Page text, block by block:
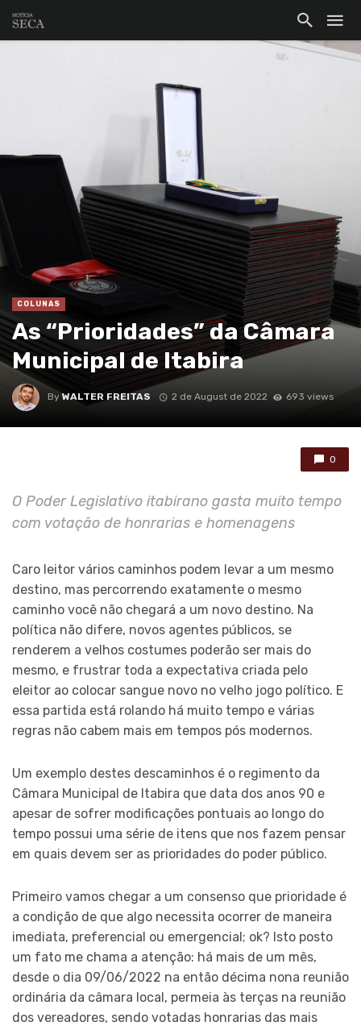
COLUNAS
As “Prioridades” da Câmara
Municipal de Itabira
By WALTER FREITAS 2 de August de 2022 693 views
0
O Poder Legislativo itabirano gasta muito tempo
com votação de honrarias e homenagens
Caro leitor vários caminhos podem levar a um mesmo
destino, mas percorrendo exatamente o mesmo
caminho você não chegará a um novo destino. Na
política não difere, novos agentes públicos, se
renderem a velhos costumes poderão ser mais do
mesmo, e frustrar toda a expectativa criada pelo
eleitor ao colocar sangue novo no velho jogo político. E
essa partida está rolando há muito tempo e várias
regras não cabem mais em tempos pós modernos.
Um exemplo destes descaminhos é o regimento da
Câmara Municipal de Itabira que data dos anos 90 e
apesar de sofrer modificações pontuais ao longo do
tempo possui uma série de itens que nos fazem pensar
em quais devem ser as prioridades do poder público.
Primeiro vamos chegar a um consenso que prioridade é
a condição de que algo necessita ocorrer de maneira
imediata, preferencial ou emergencial; ok? Isto posto
um fato me chama a atenção: há mais de um mês,
desde o dia 09/06/2022 na então décima nona reunião
ordinária da câmara local, permeia às terças na reunião
dos vereadores, sendo votadas honrarias das mais